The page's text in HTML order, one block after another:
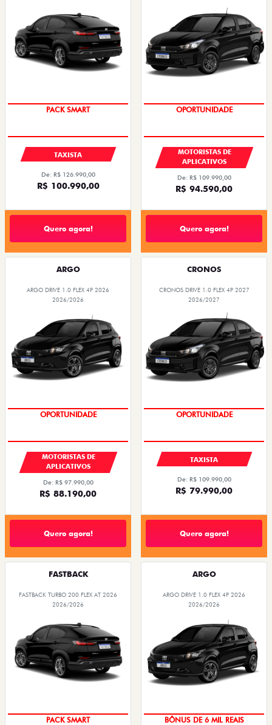
PACK SMART
TAXISTA
De: R$ 126.990,00
R$ 100.990,00
Quero agora!
OPORTUNIDADE
MOTORISTAS DE
APLICATIVOS
De: R$ 109.990,00
R$ 94.590,00
Quero agora!
ARGO
ARGO DRIVE 1.0 FLEX 4P 2026
2026/2026
OPORTUNIDADE
MOTORISTAS DE
APLICATIVOS
De: R$ 97.990,00
R$ 88.190,00
Quero agora!
CRONOS
CRONOS DRIVE 1.0 FLEX 4P 2027
2026/2027
OPORTUNIDADE
TAXISTA
De: R$ 109.990,00
R$ 79.990,00
Quero agora!
FASTBACK
FASTBACK TURBO 200 FLEX AT 2026
2026/2026
PACK SMART
ARGO
ARGO DRIVE 1.0 FLEX 4P 2026
2026/2026
BÔNUS DE 6 MIL REAIS